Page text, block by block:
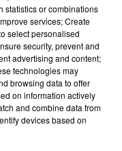
13h39
13h39
statistics or combinations
services; Create
select personalised
security, prevent and
advertising and content;
technologies may
browsing data to offer
on information actively
and combine data from
devices based on